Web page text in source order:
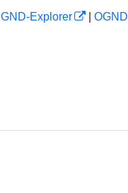
GND-Explorer OGND